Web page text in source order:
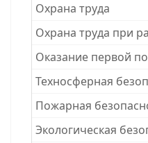
Охрана труда
Охрана труда при
Оказание первой
Техносферная
Пожарная
Экологическая